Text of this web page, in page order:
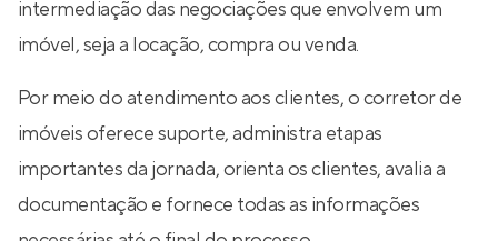
intermediação das negociações que envolvem um
imóvel, seja a locação, compra ou venda.
Por meio do atendimento aos clientes, o corretor de
imóveis oferece suporte, administra etapas
importantes da jornada, orienta os clientes, avalia a
documentação e fornece todas as informações